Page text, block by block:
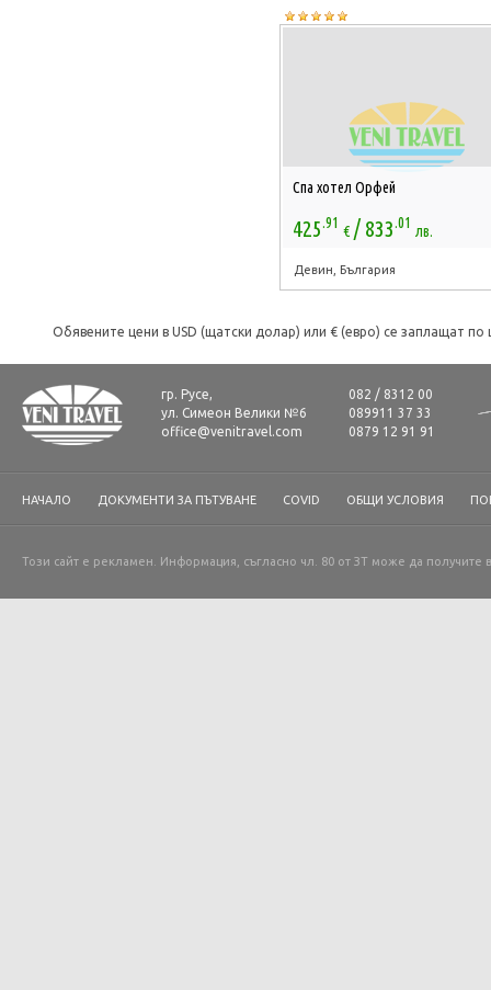
Спа хотел Орфей
425.91 € / 833.01 лв.
Девин, България
Обявените цени в USD (щатски долар) или € (евро) се заплащат
гр. Русе,
ул. Симеон Велики №6
office@venitravel.com
082 / 8312 00
089911 37 33
0879 12 91 91
НАЧАЛО ДОКУМЕНТИ ЗА ПЪТУВАНЕ COVID ОБЩИ УСЛОВИЯ
Този сайт е рекламен. Информация, съгласно чл. 80 от ЗТ може да получите